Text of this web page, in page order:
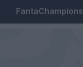
FantaChampions